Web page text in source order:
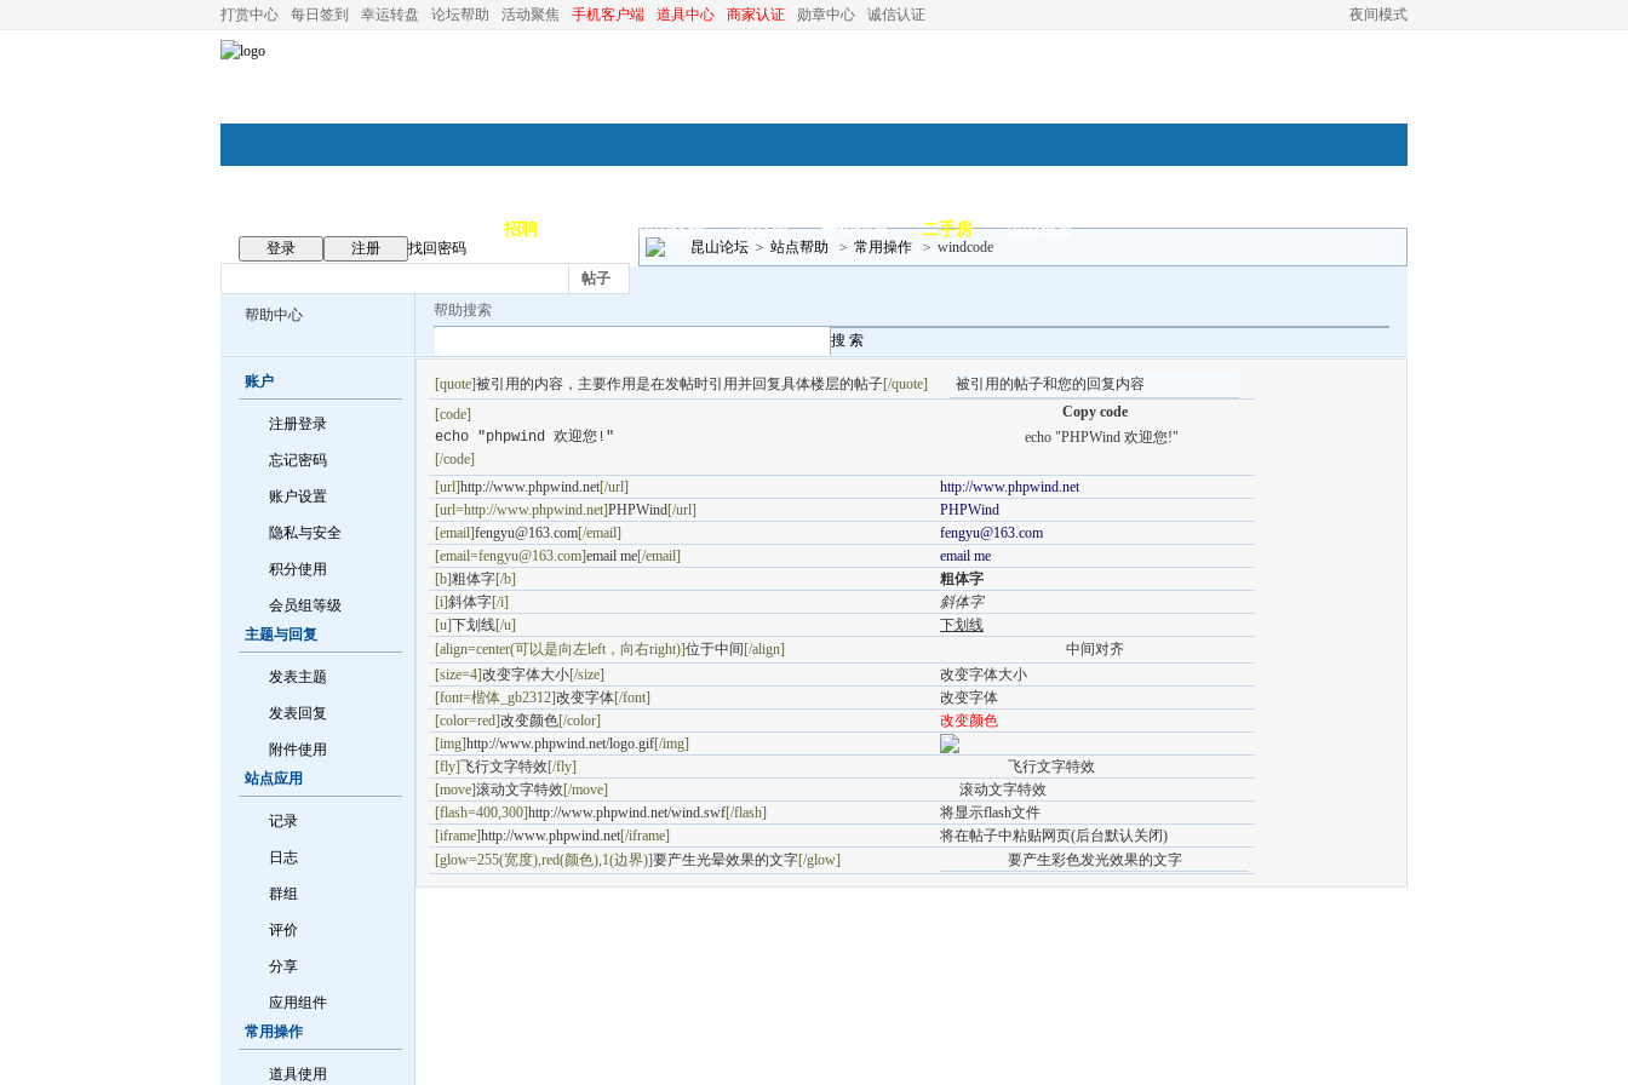
夜间模式
打赏中心 每日签到 幸运转盘 论坛帮助 活动聚焦 手机客户端 道具中心 商家认证 勋章中心 诚信认证
招聘 昆山优选 小红娘 分类信息 二手房 昆山视窗
登录 注册
找回密码
帖子
昆山论坛 > 站点帮助 > 常用操作 > windcode
帮助中心
帮助搜索
搜 索
账户
注册登录
忘记密码
账户设置
隐私与安全
积分使用
会员组等级
主题与回复
发表主题
发表回复
附件使用
站点应用
记录
日志
群组
评价
分享
应用组件
常用操作
道具使用
[quote]被引用的内容，主要作用是在发帖时引用并回复具体楼层的帖子[/quote]
被引用的帖子和您的回复内容
[code]
echo "phpwind 欢迎您!"
[/code]
Copy code
echo "PHPWind 欢迎您!"
[url]http://www.phpwind.net[/url]
http://www.phpwind.net
[url=http://www.phpwind.net]PHPWind[/url]
PHPWind
[email]fengyu@163.com[/email]
fengyu@163.com
[email=fengyu@163.com]email me[/email]
email me
[b]粗体字[/b]
粗体字
[i]斜体字[/i]
斜体字
[u]下划线[/u]
下划线
[align=center(可以是向左left，向右right)]位于中间 [/align]
中间对齐
[size=4]改变字体大小[/size]
改变字体大小
[font=楷体_gb2312]改变字体[/font]
改变字体
[color=red]改变颜色[/color]
改变颜色
[img]http://www.phpwind.net/logo.gif[/img]
[fly]飞行文字特效[/fly]
飞行文字特效
[move]滚动文字特效[/move]
滚动文字特效
[flash=400,300]http://www.phpwind.net/wind.swf[/flash]
将显示flash文件
[iframe]http://www.phpwind.net[/iframe]
将在帖子中粘贴网页(后台默认关闭)
[glow=255(宽度),red(颜色),1(边界)]要产生光晕效果的文字[/glow] 要产生彩色发光效果的文字